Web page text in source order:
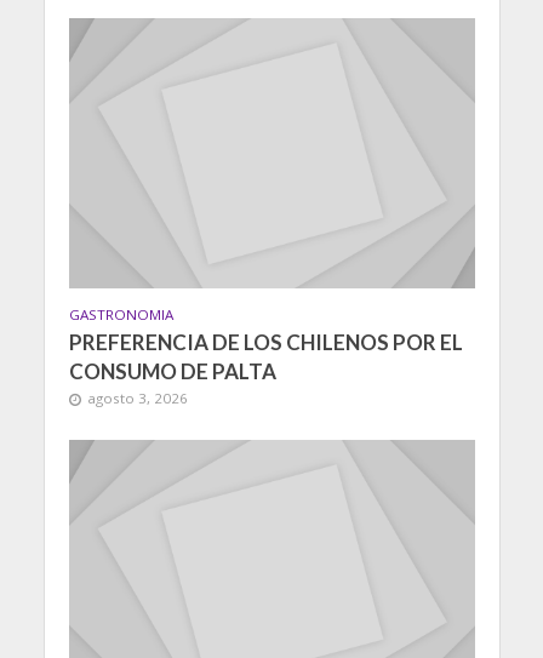
GASTRONOMIA
PREFERENCIA DE LOS CHILENOS POR EL
CONSUMO DE PALTA
agosto 3, 2026